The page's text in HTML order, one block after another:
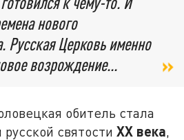
нового
Русская Церковь именно
возрождение...
обитель стала
святостиXX века,